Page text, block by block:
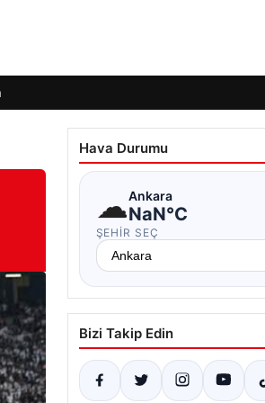
Hava Durumu
☁Ankara
NaN°C
ŞEHIR SEÇ
Bizi Takip Edin